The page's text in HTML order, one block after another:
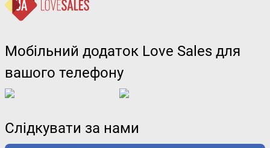
Мобільний додаток Love Sales для
вашого телефону
Слідкувати за нами